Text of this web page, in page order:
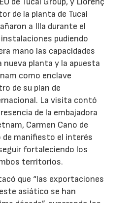
de la planta de Tucai
a Illa durante el
pudiendo
mano las capacidades
nueva planta y la apuesta
como enclave
de su plan de
La visita contó
de la embajadora
Carmen Cano de
de manifiesto el interés
fortaleciendo los
territorios.
que “las exportaciones
asiático se han